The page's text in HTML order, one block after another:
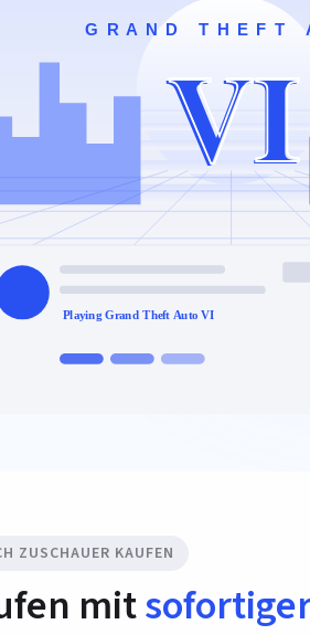
ZUSCHAUER KAUFEN
mit